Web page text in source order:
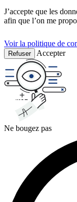
J’accepte que les
afin que l’on me
Voir la politique de
Refuser Accepter
Ne bougez pas